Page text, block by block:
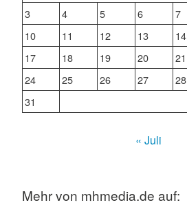
3
4 5 6 7
10
11 12 13 14
17
18 19 20 21
24
25 26 27 28
31
« Juli
Mehr von mhmedia.de auf: